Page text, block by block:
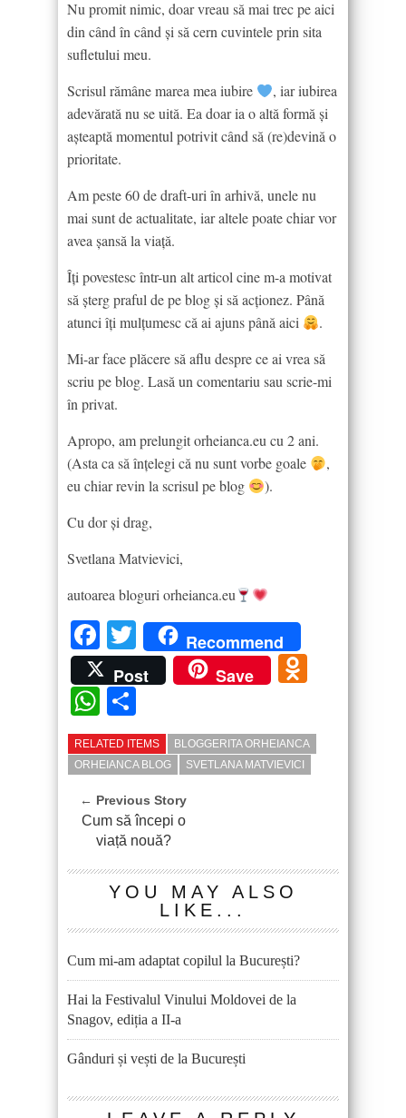
Nu promit nimic, doar vreau să mai trec pe aici
din când în când și să cern cuvintele prin sita
sufletului meu.
Scrisul rămâne marea mea iubire
, iar iubirea
adevărată nu se uită. Ea doar ia o altă formă și
așteaptă momentul potrivit când să (re)devină o
prioritate.
Am peste 60 de draft-uri în arhivă, unele nu
mai sunt de actualitate, iar altele poate chiar vor
avea șansă la viață.
Îți povestesc într-un alt articol cine m-a motivat
să șterg praful de pe blog și să acționez. Până
atunci îți mulțumesc că ai ajuns până aici
.
Mi-ar face plăcere să aflu despre ce ai vrea să
scriu pe blog. Lasă un comentariu sau scrie-mi
în privat.
Apropo, am prelungit orheianca.eu cu 2 ani.
(Asta ca să înțelegi că nu sunt vorbe goale
,
eu chiar revin la scrisul pe blog
).
Cu dor și drag,
Svetlana Matvievici,
autoarea bloguri orheianca.eu
Facebook
TwitterRecommend
Post
Save
WhatsApp
RELATED ITEMS
BLOGGERITA ORHEIANCA
ORHEIANCA BLOG
SVETLANA MATVIEVICI
← Previous Story
Cum să începi o
viață nouă?
YOU MAY ALSO
LIKE...
Cum mi-am adaptat copilul la București?
Hai la Festivalul Vinului Moldovei de la
Snagov, ediția a II-a
Gânduri și vești de la București